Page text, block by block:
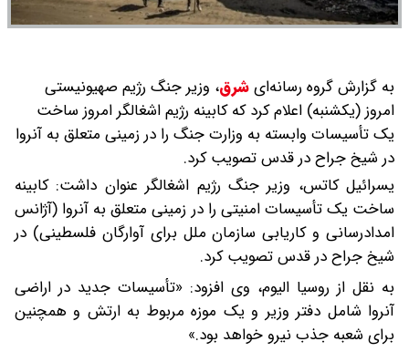
به گزارش گروه رسانه‌ایشرق، وزیر جنگ رژیم صهیونیستی
امروز (یکشنبه) اعلام کرد که کابینه رژیم اشغالگر امروز ساخت
یک تأسیسات وابسته به وزارت جنگ را در زمینی متعلق به آنروا
در شیخ جراح در قدس تصویب کرد.
یسرائیل کاتس، وزیر جنگ رژیم اشغالگر عنوان داشت: کابینه
ساخت یک تأسیسات امنیتی را در زمینی متعلق به آنروا (آژانس
امدادرسانی و کاریابی سازمان ملل برای آوارگان فلسطینی) در
شیخ جراح در قدس تصویب کرد.
به نقل از روسیا الیوم، وی افزود: «تأسیسات جدید در اراضی
آنروا شامل دفتر وزیر و یک موزه مربوط به ارتش و همچنین
برای شعبه جذب نیرو خواهد بود.»